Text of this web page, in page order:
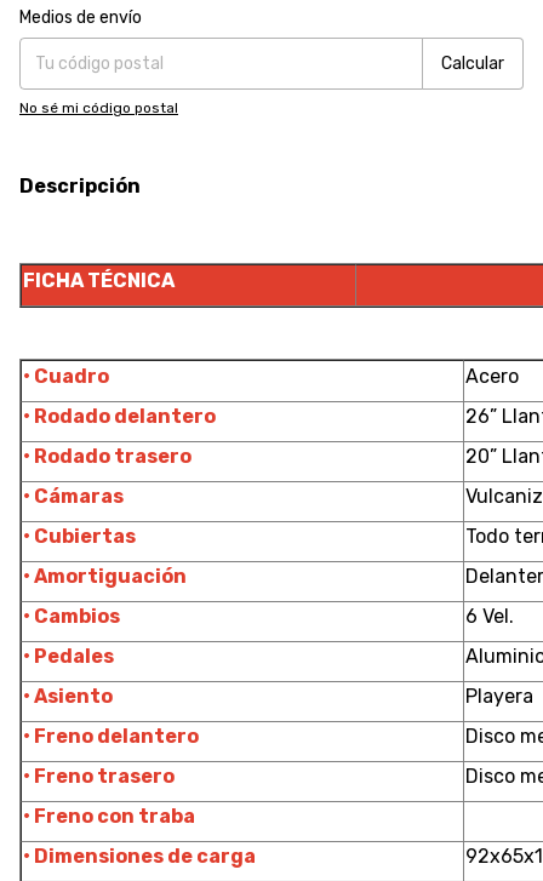
Entregas para el CP:
Medios de envío
Calcular
No sé mi código postal
Descripción
FICHA TÉCNICA
• Cuadro
Acero
• Rodado delantero
26”
• Rodado trasero
20”
• Cámaras
• Cubiertas
Todo
• Amortiguación
• Cambios
6 Vel.
• Pedales
• Asiento
Playera
• Freno delantero
Disco
• Freno trasero
Disco
• Freno con traba
• Dimensiones de carga